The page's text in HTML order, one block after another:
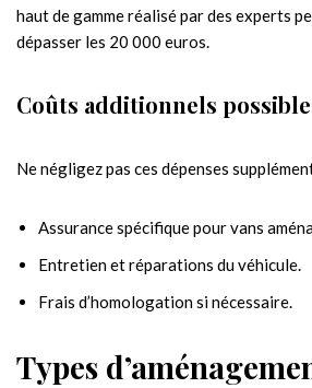
haut de gamme réalisé par des experts
dépasser les 20 000 euros.
Coûts additionnels
Ne négligez pas ces dépenses
Assurance spécifique pour vans
Entretien et réparations du véhicule.
Frais d’homologation si nécessaire.
Types